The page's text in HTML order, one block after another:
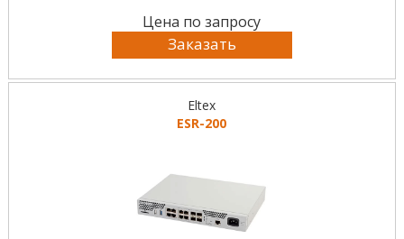
Цена по запросу
Заказать
Eltex
ESR-200